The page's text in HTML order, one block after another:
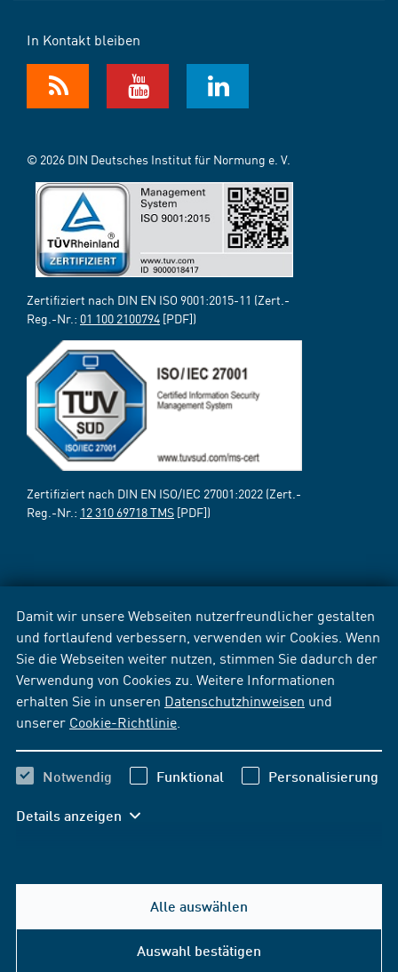
Damit wir unsere Webseiten nutzerfreundlicher gestalten
und fortlaufend verbessern, verwenden wir Cookies. Wenn
Sie die Webseiten weiter nutzen, stimmen Sie dadurch der
Verwendung von Cookies zu. Weitere Informationen
erhalten Sie in unseren Datenschutzhinweisen und
unserer Cookie-Richtlinie
Notwendig Funktional Personalisierung
Details anzeigen
Alle auswählen
Auswahl bestätigen
In Kontakt bleiben
© 2026 DIN Deutsches Institut für Normung e. V.
Zertifiziert nach DIN EN ISO 9001:2015-11 (Zert.-
Reg.-Nr.: 01 100 2100794 [PDF])
Zertifiziert nach DIN EN ISO/IEC 27001:2022 (Zert.-
Reg.-Nr.: 12 310 69718 TMS [PDF])